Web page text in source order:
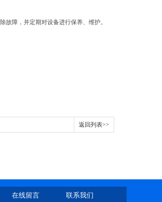
故障，并定期对设备进行保养、维护。
返回列表>>
在线留言 联系我们